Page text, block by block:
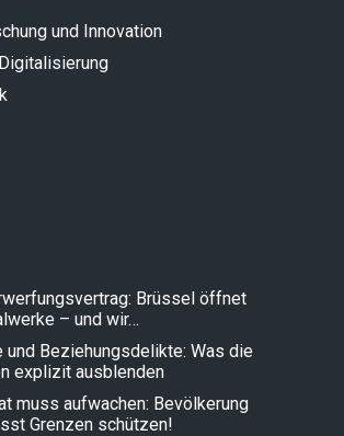
und Innovation
Brüssel öffnet
– und wir…
und Beziehungsdelikte: Was die
explizit ausblenden
muss aufwachen: Bevölkerung
Grenzen schützen!